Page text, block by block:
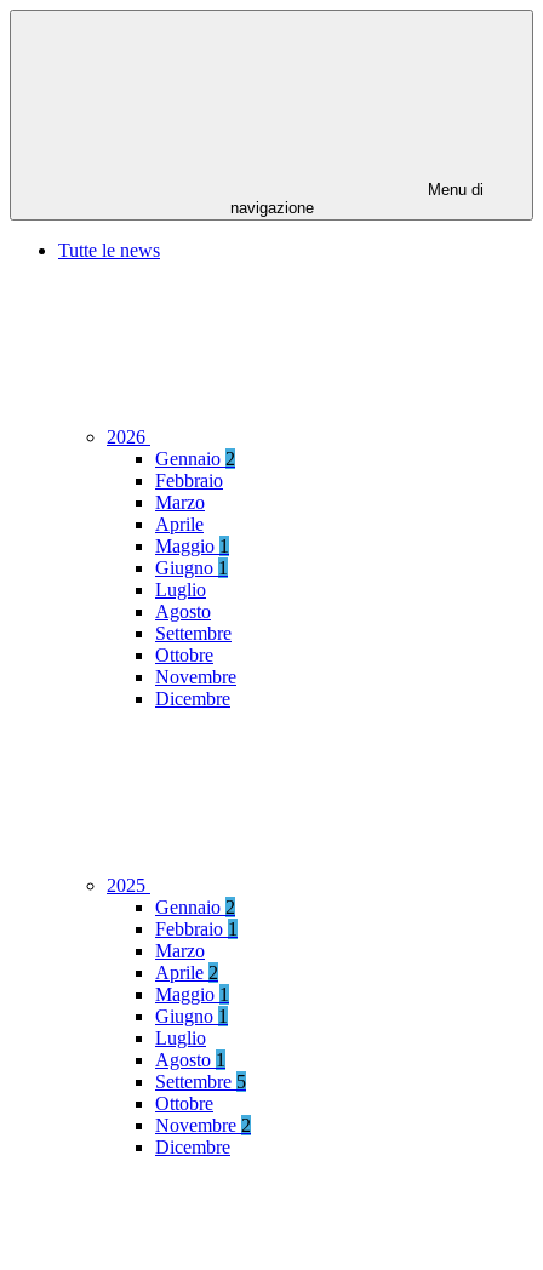
Menu di
navigazione
Tutte le news
2026
Gennaio 2
Febbraio
Marzo
Aprile
Maggio 1
Giugno 1
Luglio
Agosto
Settembre
Ottobre
Novembre
Dicembre
2025
Gennaio 2
Febbraio 1
Marzo
Aprile 2
Maggio 1
Giugno 1
Luglio
Agosto 1
Settembre 5
Ottobre
Novembre 2
Dicembre